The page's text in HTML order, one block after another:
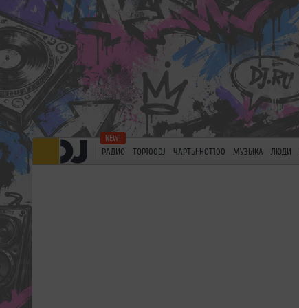
РАДИО TOP100DJ ЧАРТЫ HOT100 МУЗЫКА ЛЮДИ